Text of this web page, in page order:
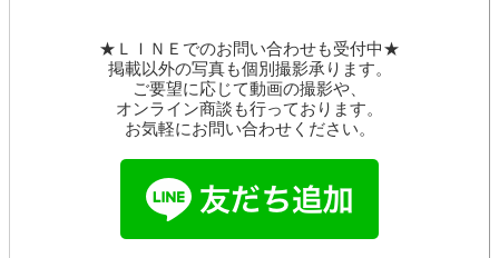
★ＬＩＮＥでのお問い合わせも受付中★
掲載以外の写真も個別撮影承ります。
ご要望に応じて動画の撮影や、
オンライン商談も行っております。
お気軽にお問い合わせください。